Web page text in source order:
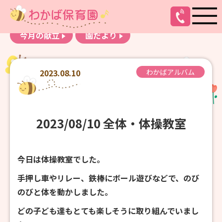
お知らせ
わかばアルバム
今月の献立
園だより
2023.08.10 わかばアルバム
2023/08/10 全体・体操教室
今日は体操教室でした。
手押し車やリレー、鉄棒にボール遊びなどで、のび
のびと体を動かしました。
どの子ども達もとても楽しそうに取り組んでいまし